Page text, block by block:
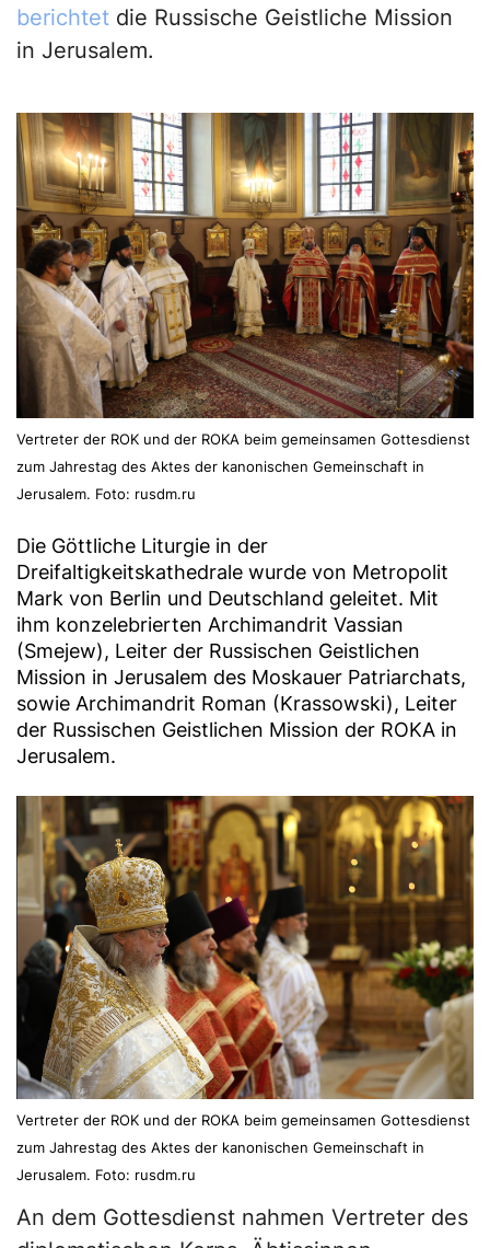
berichtet die Russische Geistliche Mission
in Jerusalem.
Vertreter der ROK und der ROKA beim gemeinsamen Gottesdienst
zum Jahrestag des Aktes der kanonischen Gemeinschaft in
Jerusalem. Foto: rusdm.ru
Die Göttliche Liturgie in der
Dreifaltigkeitskathedrale wurde von Metropolit
Mark von Berlin und Deutschland geleitet. Mit
ihm konzelebrierten Archimandrit Vassian
(Smejew), Leiter der Russischen Geistlichen
Mission in Jerusalem des Moskauer Patriarchats,
sowie Archimandrit Roman (Krassowski), Leiter
der Russischen Geistlichen Mission der ROKA in
Jerusalem.
Vertreter der ROK und der ROKA beim gemeinsamen Gottesdienst
zum Jahrestag des Aktes der kanonischen Gemeinschaft in
Jerusalem. Foto: rusdm.ru
An dem Gottesdienst nahmen Vertreter des